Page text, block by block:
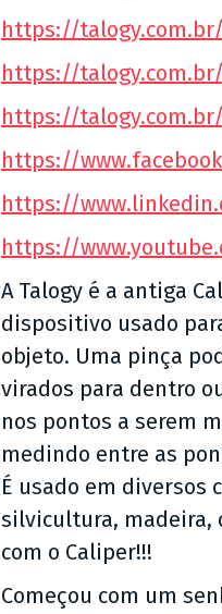
https://
https://
https://
https://
https://
https://
A Talogy é a antiga
dispositivo usado
objeto. Uma pinça
virados para dentro
nos pontos a serem
medindo entre as
É usado em diversos
silvicultura, madeira,
com o Caliper!!!
Começou com um